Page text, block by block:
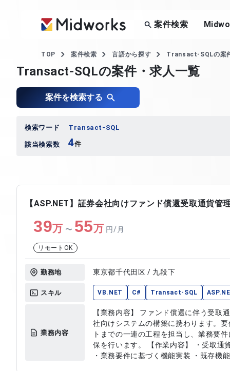
案件検索
TOP 案件検索 言語から探す Transact-SQLの案
Transact-SQLの案件・求人一覧
案件を検索する
検索ワード Transact-SQL
該当検索数 4件
【ASP.NET】証券会社向けファンド償還受取通貨管
39万 〜 55万 円/月
リモートOK
勤務地 東京都千代田区 / 九段下
スキル VB.NET C# Transact-SQL
業務内容
【業務内容】 ファンド償還に伴う受取
社向けシステムの構築に携わります。
トまでの一連の工程を担当し、業務要
保を行います。 【作業内容】 ・受取通貨管理システムの設計および開発
・業務要件に基づく機能実装 ・既存機